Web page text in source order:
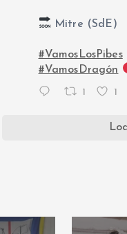
Mitre (SdE)
#VamosLosPibes
#VamosDragón
1 1